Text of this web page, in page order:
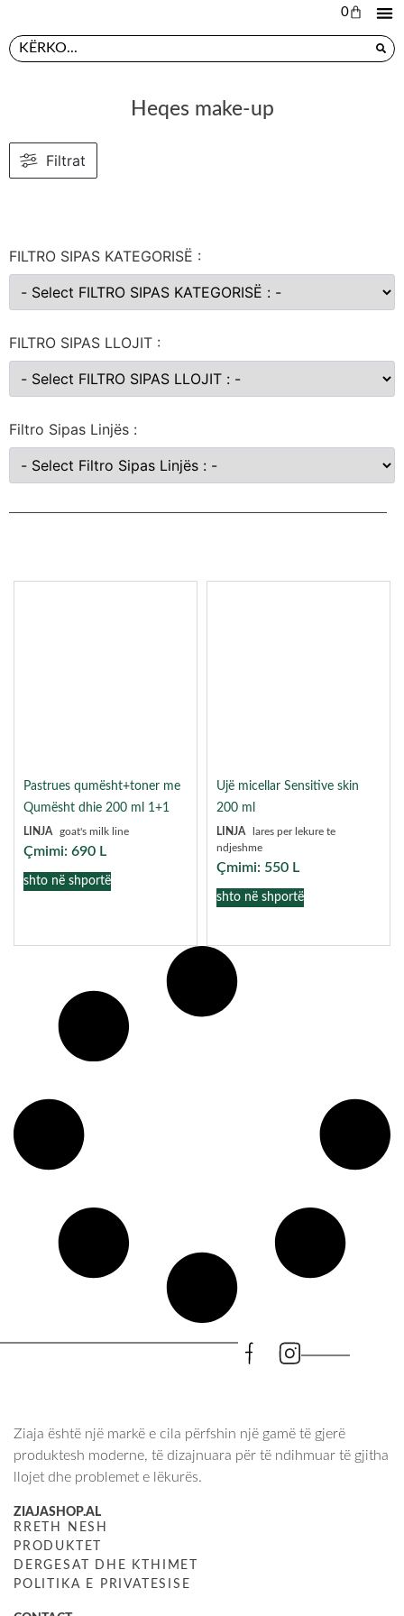
0
Heqes make-up
Filtrat
FILTRO SIPAS KATEGORISË :
FILTRO SIPAS LLOJIT :
Filtro Sipas Linjës :
Pastrues qumësht+toner me
Qumësht dhie 200 ml 1+1
LINJA goat's milk line
Çmimi: 690 L
shto në shportë
Ujë micellar Sensitive skin
200 ml
LINJA
lares per lekure te
ndjeshme
Çmimi: 550 L
shto në shportë
Ziaja është një markë e cila përfshin një gamë të gjerë
produktesh moderne, të dizajnuara për të ndihmuar të gjitha
llojet dhe problemet e lëkurës.
ZIAJASHOP.AL
RRETH NESH
PRODUKTET
DERGESAT DHE KTHIMET
POLITIKA E PRIVATESISE